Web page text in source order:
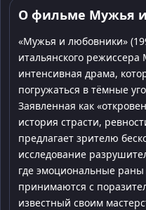
О фильме Мужья
«Мужья и любовники»
итальянского
интенсивная драма,
погружаться в тёмные
Заявленная как
история страсти,
предлагает зрителю
исследование
где эмоциональные раны
принимаются с
известный своим